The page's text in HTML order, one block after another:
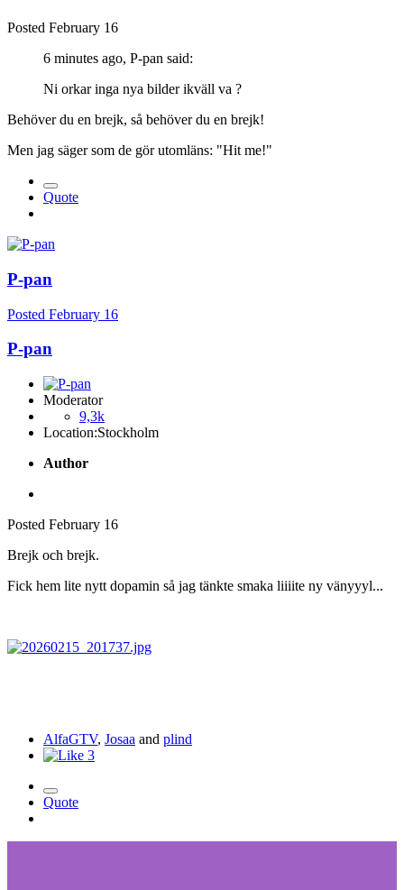
Posted February 16
6 minutes ago, P-pan said:
Ni orkar inga nya bilder ikväll va ?
Behöver du en brejk, så behöver du en brejk!
Men jag säger som de gör utomläns: "Hit me!"
Quote
P-pan
Posted February 16
P-pan
Moderator
9,3k
Location:Stockholm
Author
Posted February 16
Brejk och brejk.
Fick hem lite nytt dopamin så jag tänkte smaka liiiite ny vänyyyl...
AlfaGTV, Josaa and plind
3
Quote